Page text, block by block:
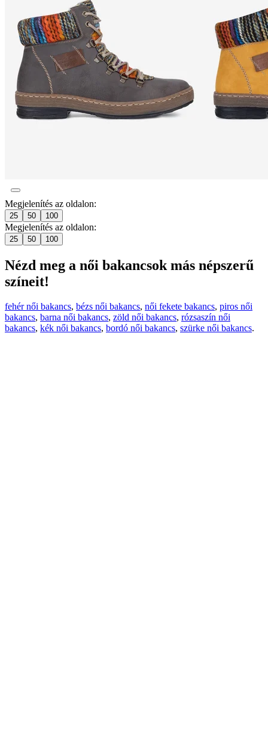
Megjelenítés az oldalon:
25 50 100
Megjelenítés az oldalon:
25 50 100
Nézd meg a női bakancsok más népszerű
színeit!
fehér női bakancs, bézs női bakancs, női fekete bakancs, piros női
bakancs, barna női bakancs, zöld női bakancs, rózsaszín női
bakancs, kék női bakancs, bordó női bakancs, szürke női bakancs.